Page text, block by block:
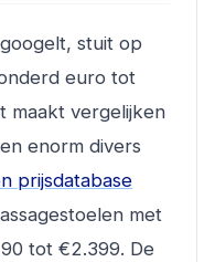
stuit op
euro tot
maakt vergelijken
enorm divers
prijsdatabase
met
tot €2.399. De